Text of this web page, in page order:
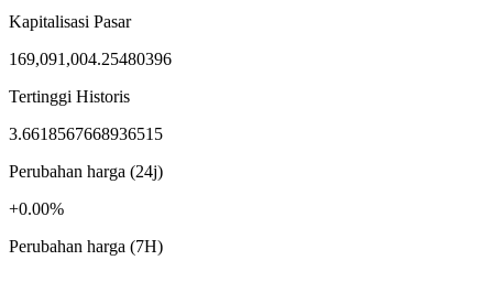
Kapitalisasi Pasar
169,091,004.25480396
Tertinggi Historis
3.6618567668936515
Perubahan harga (24j)
+0.00%
Perubahan harga (7H)